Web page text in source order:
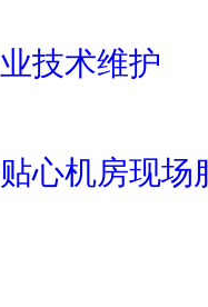
技术维护
心机房现场